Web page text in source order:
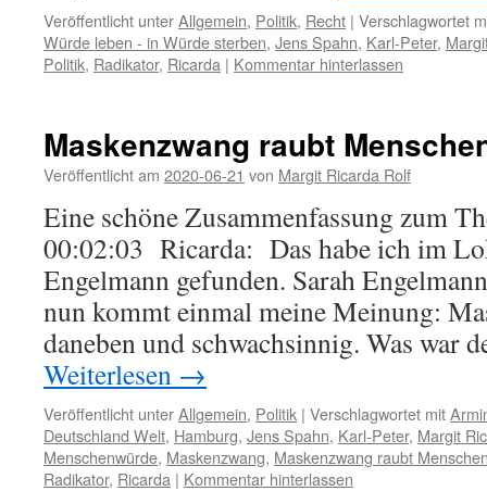
Veröffentlicht unterAllgemein, Politik, Recht | Verschlagwortet
Würde leben - in Würde sterben, Jens Spahn, Karl-Peter,
Politik, Radikator, Ricarda | Kommentar hinterlassen
Maskenzwang raubt
Veröffentlicht am 2020-06-21 von Margit Ricarda Rolf
Eine schöne Zusammenfassung zum
00:02:03 Ricarda: Das habe ich im
Engelmann gefunden. Sarah
nun kommt einmal meine Meinung:
daneben und schwachsinnig. Was war
Weiterlesen →
Veröffentlicht unterAllgemein, Politik | Verschlagwortet mit
Deutschland Welt, Hamburg, Jens Spahn, Karl-Peter, Margit
Menschenwürde, Maskenzwang, Maskenzwang raubt
Radikator, Ricarda | Kommentar hinterlassen